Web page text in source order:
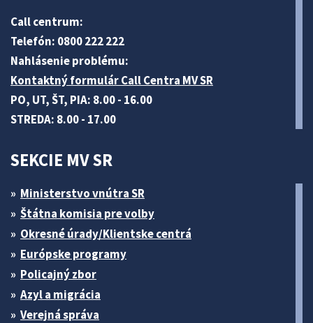
Call centrum:
Telefón: 0800 222 222
Nahlásenie problému:
Kontaktný formulár Call Centra MV SR
PO, UT, ŠT, PIA: 8.00 - 16.00
STREDA: 8.00 - 17.00
SEKCIE MV SR
Ministerstvo vnútra SR
Štátna komisia pre volby
Okresné úrady/Klientske centrá
Európske programy
Policajný zbor
Azyl a migrácia
Verejná správa